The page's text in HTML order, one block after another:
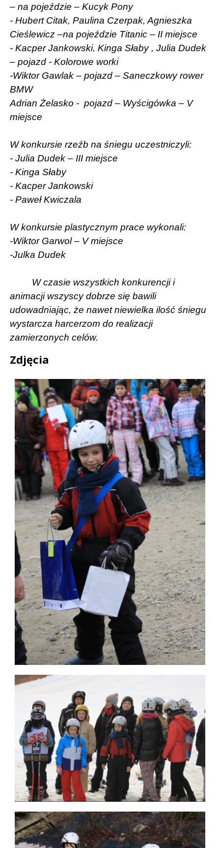
– na pojeździe – Kucyk Pony
- Hubert Citak, Paulina Czerpak, Agnieszka
Cieślewicz –na pojeździe Titanic – II miejsce
- Kacper Jankowski, Kinga Słaby , Julia Dudek
– pojazd - Kolorowe worki
-Wiktor Gawlak – pojazd – Saneczkowy rower
BMW
Adrian Żelasko - pojazd – Wyścigówka – V
miejsce
W konkursie rzeźb na śniegu uczestniczyli:
- Julia Dudek – III miejsce
- Kinga Słaby
- Kacper Jankowski
- Paweł Kwiczala
W konkursie plastycznym prace wykonali:
-Wiktor Garwol – V miejsce
-Julka Dudek
W czasie wszystkich konkurencji i
animacji wszyscy dobrze się bawili
udowadniając, że nawet niewielka ilość śniegu
wystarcza harcerzom do realizacji
zamierzonych celów.
Zdjęcia